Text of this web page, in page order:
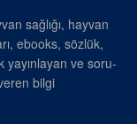
sağlığı, hayvan
ebooks, sözlük,
yayınlayan ve soru-
bilgi